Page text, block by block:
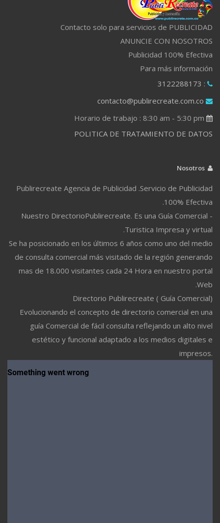
Contacto solo para servicios de PUBLICIDAD
ANUNCIE CON NOSOTROS
Publicidad 100% Efectiva
Para más información
: 3122288173
contacto@publirecreate.com.co
POLITICA DE TRATAMIENTO DE DATOS
Publirecreate Agencia de Publicidad .Servicio de Publicidad
100% Efectiva.
Nuestro DirectorioPublirecreate. Es una Guía Comercial -
Turistica Impresa y virtual.
Se ha posicionado en los últimos 6 años como uno del medio
de consulta comercial más visitado de la región generando
mas de 18.000 visitantes cada 24 Hora en nuestro portal
Web.
Directorio Publirecreate ( Guía Comercial)
Evolucionando el concepto de directorio comercial en una
guía Comercial de fácil consulta reflejando un alto nivel
estético y funcional adaptado a los medios digitales e
impresos.